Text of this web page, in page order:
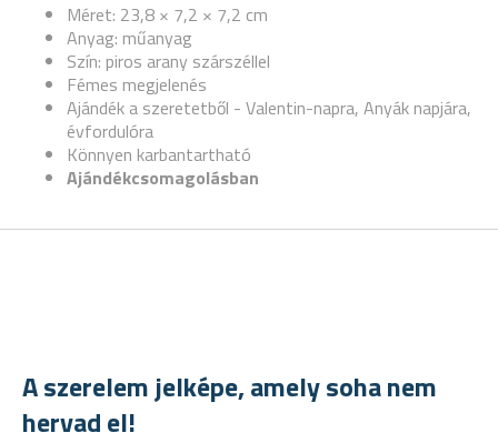
Méret: 23,8 × 7,2 × 7,2 cm
Anyag: műanyag
Szín: piros arany szárszéllel
Fémes megjelenés
Ajándék a szeretetből - Valentin-napra, Anyák napjára,
évfordulóra
Könnyen karbantartható
Ajándékcsomagolásban
A szerelem jelképe, amely soha nem
hervad el!